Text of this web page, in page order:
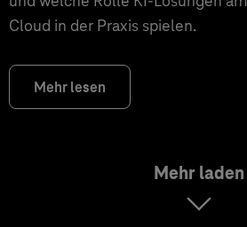
Cloud in der Praxis spielen.
Mehr lesen
Mehr laden